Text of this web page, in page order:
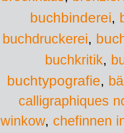
buchbinderei,
buchdruckerei,
buchkritik,
buchtypografie,
calligraphiques
winkow, chefinnen